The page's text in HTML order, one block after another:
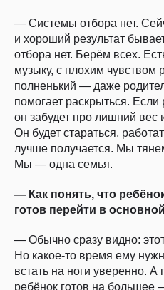
— Системы отбора нет.
и хороший результат
отбора нет. Берём всех.
музыку, с плохим чувством
полненький — даже
помогает раскрыться. Если
он забудет про лишний вес
Он будет стараться,
лучше получается. Мы
Мы — одна семья.
— Как понять, что
готов перейти в
— Обычно сразу видно:
Но какое-то время ему
встать на ноги уверенно.
ребёнок готов на большее